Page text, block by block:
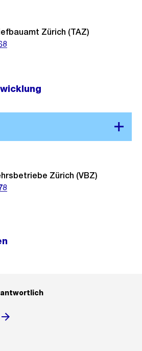
Zürich (TAZ)
Zürich (VBZ)